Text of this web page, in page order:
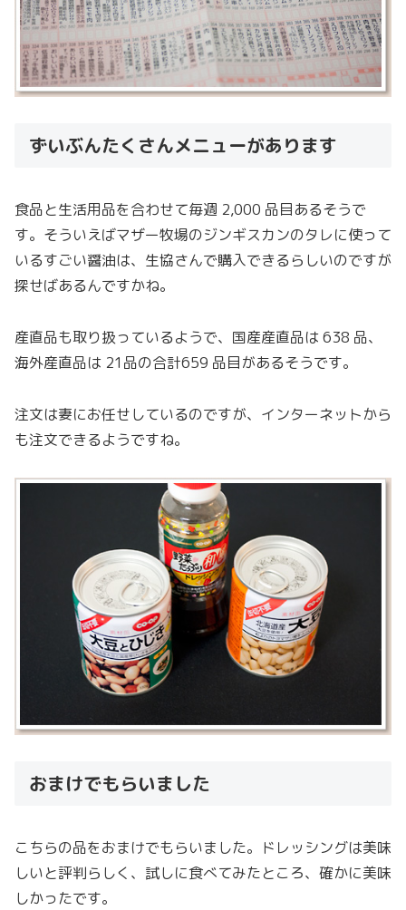
ずいぶんたくさんメニューがあります
食品と生活用品を合わせて毎週 2,000 品目あるそうで
す。そういえばマザー牧場のジンギスカンのタレに使って
いるすごい醤油は、生協さんで購入できるらしいのですが
探せばあるんですかね。
産直品も取り扱っているようで、国産産直品は 638 品、
海外産直品は 21品の合計659 品目があるそうです。
注文は妻にお任せしているのですが、インターネットから
も注文できるようですね。
おまけでもらいました
こちらの品をおまけでもらいました。ドレッシングは美味
しいと評判らしく、試しに食べてみたところ、確かに美味
しかったです。